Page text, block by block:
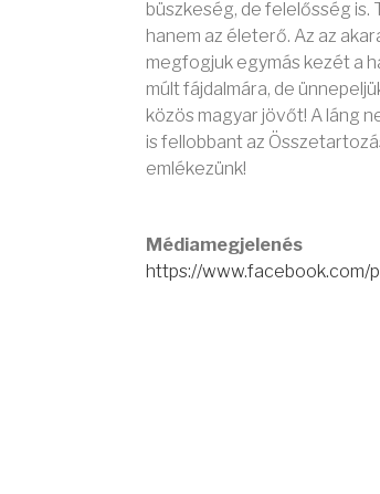
büszkeség, de felelősség is.
hanem az életerő. Az az
megfogjuk egymás kezét a
múlt fájdalmára, de
közös magyar jövőt! A láng
is fellobbant az
emlékezünk!
Médiamegjelenés
https://www.facebook.com/